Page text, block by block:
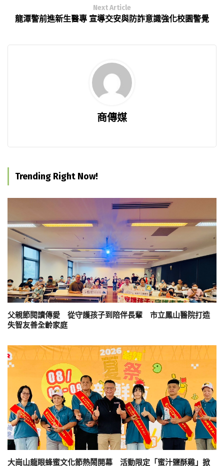
Next Article
龍潭警前進新生醫專 宣導交安與防詐意識強化校園警覺
商傳媒
Trending Right Now!
父親節閱讀傳愛 從守護孩子到陪伴長輩 市立鳳山醫院打造
失智友善全齡家庭
大崗山龍眼蜂蜜文化節熱鬧開幕 活動限定「蜜汁鹽酥雞」掀